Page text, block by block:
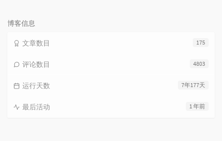
数:
博客信息
175
文章数目
4803
评论数目
7年177天
运行天数
1 年前
最后活动